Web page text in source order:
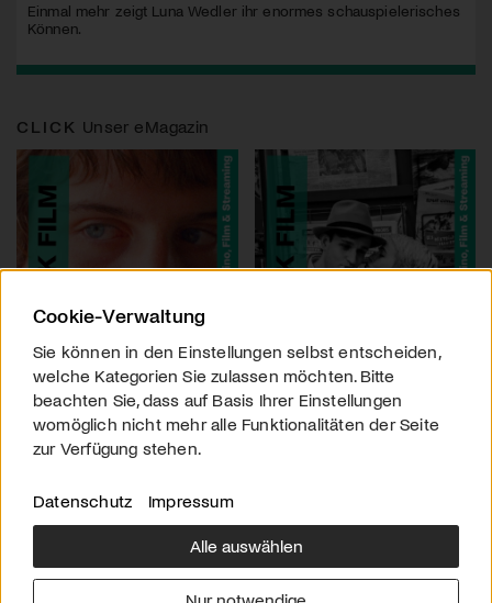
Einmal mehr zeigt Luna Wedler ihr enormes schauspielerisches
Können.
CLICK Unser eMagazin
Über uns
Downloads
Werben
Impressum
Cookie-Verwaltung
Sie können in den Einstellungen selbst entscheiden,
welche Kategorien Sie zulassen möchten. Bitte
beachten Sie, dass auf Basis Ihrer Einstellungen
womöglich nicht mehr alle Funktionalitäten der Seite
zur Verfügung stehen.
Datenschutz Impressum
Alle auswählen